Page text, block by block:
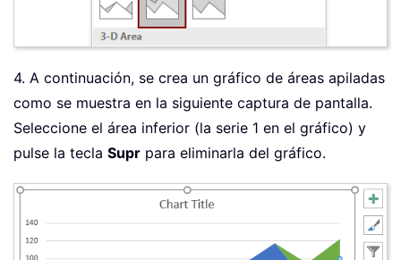
4. A continuación, se crea un gráfico de áreas apiladas
como se muestra en la siguiente captura de pantalla.
Seleccione el área inferior (la serie 1 en el gráfico) y
pulse la tecla Supr para eliminarla del gráfico.